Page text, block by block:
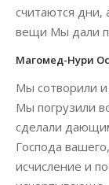
считаются дни,
вещи Мы дали
Магомед-Нури
Мы сотворили
Мы погрузили
сделали
Господа
исчисление и